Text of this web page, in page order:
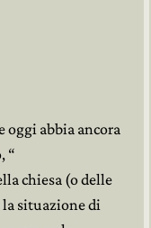
oggi abbia ancora
“
chiesa (o delle
situazione di